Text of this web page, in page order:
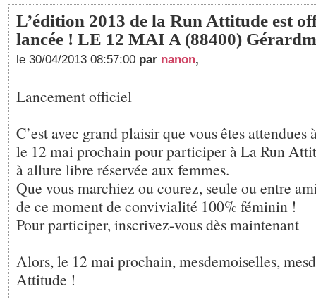
L’édition 2013 de la Run Attitude est
lancée ! LE 12 MAI A (88400)
le 30/04/2013 08:57:00 par nanon,
Lancement officiel
C’est avec grand plaisir que vous êtes attendues
le 12 mai prochain pour participer à La Run
à allure libre réservée aux femmes.
Que vous marchiez ou courez, seule ou entre
de ce moment de convivialité 100% féminin !
Pour participer, inscrivez-vous dès maintenant
Alors, le 12 mai prochain, mesdemoiselles,
Attitude !